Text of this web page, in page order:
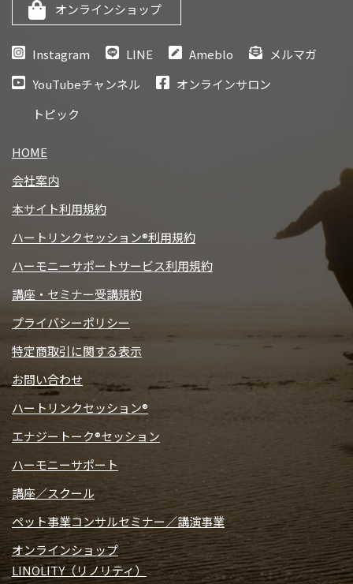
オンラインショップ
Instagram LINE Ameblo
メルマガ
YouTubeチャンネル
オンラインサロン
トピック
HOME
会社案内
本サイト利用規約
ハートリンクセッション®利用規約
ハーモニーサポートサービス利用規約
講座・セミナー受講規約
プライバシーポリシー
特定商取引に関する表示
お問い合わせ
ハートリンクセッション®
エナジートーク®セッション
ハーモニーサポート
講座／スクール
ペット事業コンサルセミナー／講演事業
オンラインショップ
LINOLITY（リノリティ）